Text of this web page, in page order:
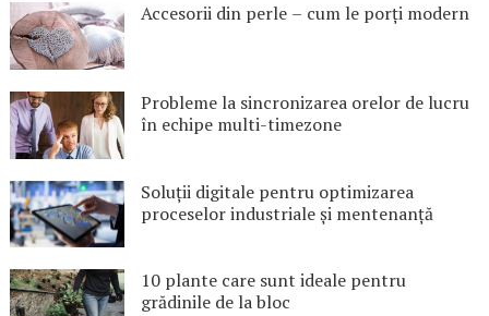
Accesorii din perle – cum le porți modern
Probleme la sincronizarea orelor de lucru
în echipe multi-timezone
Soluții digitale pentru optimizarea
proceselor industriale și mentenanță
10 plante care sunt ideale pentru
grădinile de la bloc